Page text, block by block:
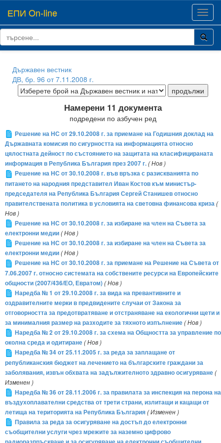
ЕПИ On-line
Държавен вестник
ДВ, бр. 96 от 7.11.2008 г.
Намерени 11 документа
подредени по азбучен ред
Решение на НС от 29.10.2008 г. за приемане на Годишния доклад на
Държавната комисия по сигурността на информацията относно
цялостната дейност по състоянието на защитата на класифицираната
информация в Република България през 2007 г.( Нов )
Решение на НС от 30.10.2008 г. във връзка с разискванията по
питането на народния представител Иван Костов към министър-
председателя на Република България Сергей Станишев относно
правителствената политика в условията на световна финансова криза(
Нов )
Решение на НС от 30.10.2008 г. за избиране на член на Съвета за
електронни медии( Нов )
Решение на НС от 30.10.2008 г. за избиране на член на Съвета за
електронни медии( Нов )
Решение на НС от 30.10.2008 г. за приемане на Решение на Съвета от
7.06.2007 г. относно системата на собствените ресурси на Европейските
общности (2007/436/ЕО, Евратом)( Нов )
Наредба № 1 от 29.10.2008 г. за вида на превантивните и
оздравителните мерки в предвидените случаи от Закона за
отговорността за предотвратяване и отстраняване на екологични щети и
за минималния размер на разходите за тяхното изпълнение( Нов )
Наредба № 2 от 29.10.2008 г. за схема на Общността за управление по
околна среда и одитиране( Нов )
Наредба № 34 от 25.11.2005 г. за реда за заплащане от
републиканския бюджет на лечението на българските граждани за
заболявания, извън обхвата на задължителното здравно осигуряване(
Изменен )
Наредба № 36 от 28.11.2006 г. за правилата за инспекция на перона на
въздухоплавателни средства от трети страни, излитащи и кацащи от
летища на територията на Република България( Изменен )
Правила за реда за осигуряване на достъп до електронни
съобщителни услуги чрез мрежите за наземно цифрово